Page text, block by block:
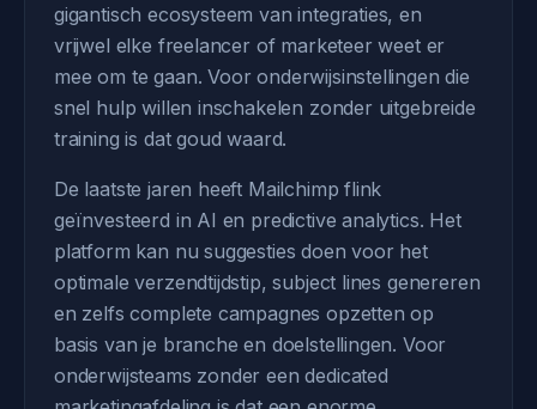
gigantisch ecosysteem van integraties, en
vrijwel elke freelancer of marketeer weet er
mee om te gaan. Voor onderwijsinstellingen die
snel hulp willen inschakelen zonder uitgebreide
training is dat goud waard.
De laatste jaren heeft Mailchimp flink
geïnvesteerd in AI en predictive analytics. Het
platform kan nu suggesties doen voor het
optimale verzendtijdstip, subject lines genereren
en zelfs complete campagnes opzetten op
basis van je branche en doelstellingen. Voor
onderwijsteams zonder een dedicated